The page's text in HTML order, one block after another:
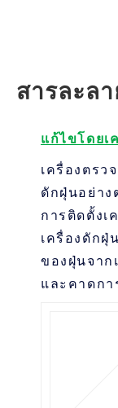
สารละลา
แก้ไขโดยเ
เครื่องตรว
ดักฝุ่นอย่า
การติดตั้งเ
เครื่องดักฝุ่
ของฝุ่นจาก
และคาดก